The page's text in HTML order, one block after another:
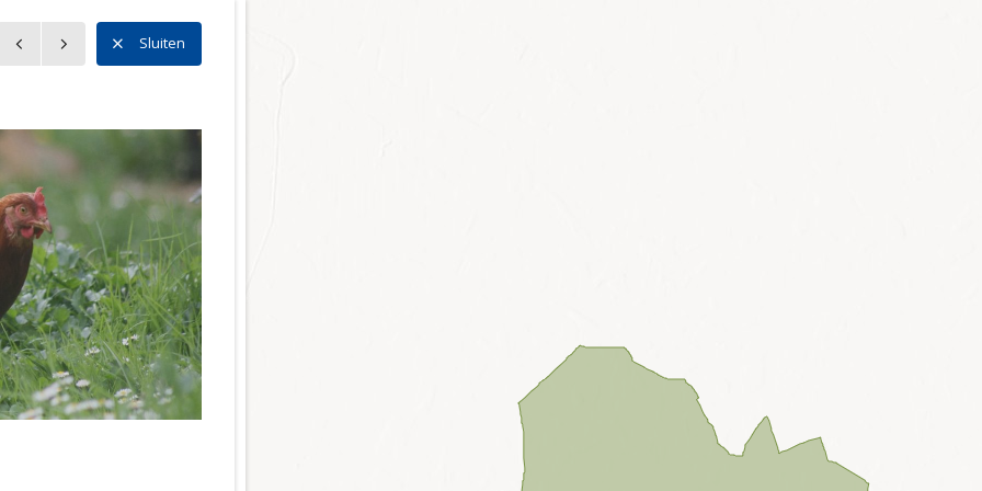
Noord
Centrum
Bedrijventerreinen
en mobiliteit
Sluiten